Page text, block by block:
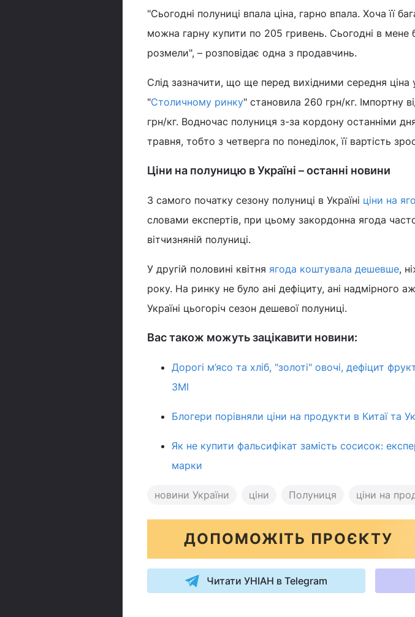
"Сьогодні полуниці впала ціна, гарно впала. Хоча її
можна гарну купити по 205 гривень. Сьогодні в мене
розмели", – розповідає одна з продавчинь.
Слід зазначити, що ще перед вихідними середня ціна
"Столичному ринку" становила 260 грн/кг. Імпортну
грн/кг. Водночас полуниця з-за кордону останніми
травня, тобто з четверга по понеділок, її вартість
Ціни на полуницю в Україні – останні новини
З самого початку сезону полуниці в Україні ціни на
словами експертів, при цьому закордонна ягода
вітчизняній полуниці.
У другій половині квітня ягода коштувала дешевше,
року. На ринку не було ані дефіциту, ані надмірного
Україні цьогоріч сезон дешевої полуниці.
Вас також можуть зацікавити новини:
Дорогі м’ясо та хліб, "золоті" овочі, дефіцит
ЗМІ
Блогери порівняли ціни на продукти в Китаї та
Як не купити фальсифікат замість сосисок:
марки
новини України ціни Полуниця ціни на
ДОПОМОЖІТЬ ПРОЄКТУ
Читати УНІАН в Telegram